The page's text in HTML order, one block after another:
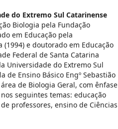
do Extremo Sul Catarinense
Biologia pela Fundação
em Educação pela
e doutorado em Educação
Federal de Santa Catarina
Universidade do Extremo Sul
de Ensino Básico Engº Sebastião
de Biologia Geral, com ênfase
seguintes temas: educação
professores, ensino de Ciências